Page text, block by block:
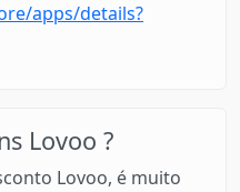
apps/details?
Lovoo ?
Lovoo, é muito